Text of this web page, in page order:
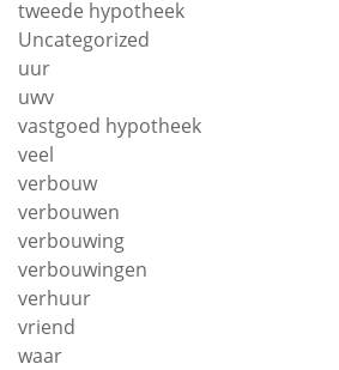
tweede hypotheek
Uncategorized
uur
uwv
vastgoed hypotheek
veel
verbouw
verbouwen
verbouwing
verbouwingen
verhuur
vriend
waar